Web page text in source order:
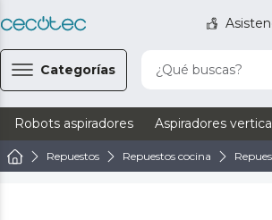
Categorías ¿Qué buscas?
Robots aspiradores Aspiradores
Repuestos Repuestos cocina